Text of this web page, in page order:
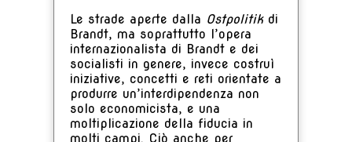
Le strade aperte dalla Ostpolitikdi
Brandt, ma soprattutto l’opera
internazionalista di Brandt e dei
socialisti in genere, invece costruì
iniziative, concetti e reti orientate a
produrre un’interdipendenza non
solo economicista, e una
moltiplicazione della fiducia in
molti campi. Ciò anche per